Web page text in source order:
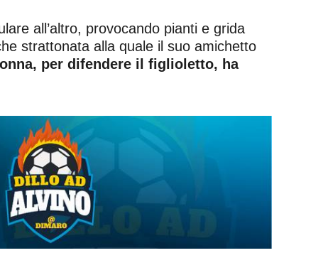
all’altro, provocando pianti e grida
strattonata alla quale il suo amichetto
per difendere il figlioletto, ha